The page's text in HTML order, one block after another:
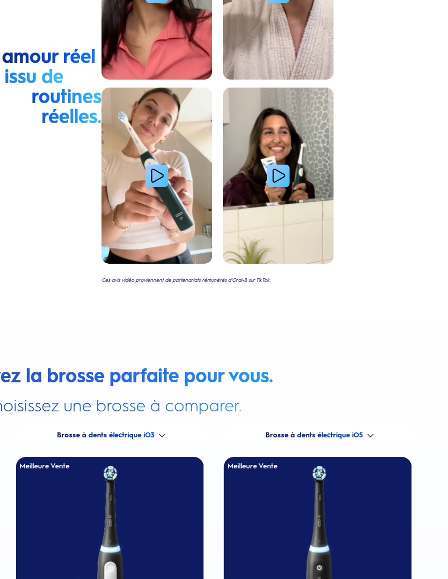
réel
issu de
routines
réelles.
Lire la vidéo : La routine du matin d’une jeune femme avec le système de brosse à dents électrique Oral-B
Lire la vidéo : Le secret d’une jeune femme pour des dents plus blanches
Ces avis vidéo proviennent de partenariats rémunérés d'Oral-B sur TikTok.
la brosse parfaite pour vous.
une brosse à comparer.
Brosse à dents électrique iO3
Meilleure Vente
Brosse à dents électrique iO5
Meilleure Vente